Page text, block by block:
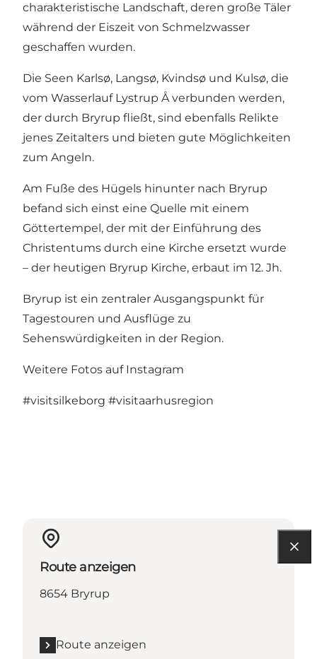
charakteristische Landschaft, deren große Täler
während der Eiszeit von Schmelzwasser
geschaffen wurden.
Die Seen Karlsø, Langsø, Kvindsø und Kulsø, die
vom Wasserlauf Lystrup Å verbunden werden,
der durch Bryrup fließt, sind ebenfalls Relikte
jenes Zeitalters und bieten gute Möglichkeiten
zum Angeln.
Am Fuße des Hügels hinunter nach Bryrup
befand sich einst eine Quelle mit einem
Göttertempel, der mit der Einführung des
Christentums durch eine Kirche ersetzt wurde
– der heutigen Bryrup Kirche, erbaut im 12. Jh.
Bryrup ist ein zentraler Ausgangspunkt für
Tagestouren und Ausflüge zu
Sehenswürdigkeiten in der Region.
Weitere Fotos auf Instagram
#visitsilkeborg #visitaarhusregion
Route anzeigen
8654 Bryrup
Route anzeigen